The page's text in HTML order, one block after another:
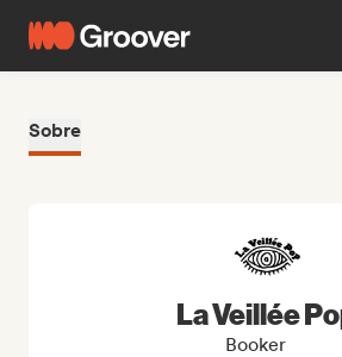
Sobre
La Veillée
Booker